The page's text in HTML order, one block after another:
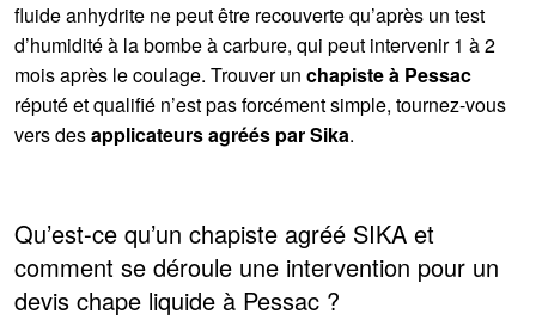
fluide anhydrite ne peut être recouverte qu’après un test
d’humidité à la bombe à carbure, qui peut intervenir 1 à 2
mois après le coulage. Trouver un chapiste à Pessac
réputé et qualifié n’est pas forcément simple, tournez-vous
vers desapplicateurs agréés par Sika.
Qu’est-ce qu’un chapiste agréé SIKA et
comment se déroule une intervention pour un
devis chape liquide à Pessac ?